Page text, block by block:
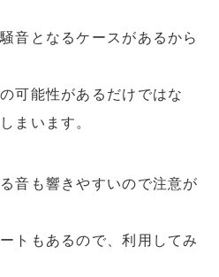
音となるケースがあるから
可能性があるだけではな
まいます。
音も響きやすいので注意が
トもあるので、利用してみ